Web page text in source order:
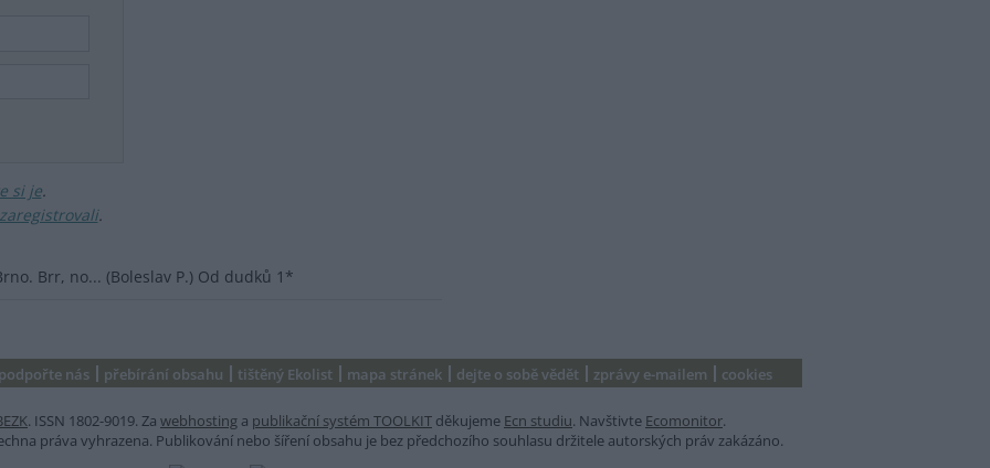
si je.
zaregistrovali.
Brr, no... (Boleslav P.) Od dudků 1*
podpořte nás přebírání obsahu tištěný Ekolist mapa stránek dejte o sobě vědět zprávy e-mailem cookies
. ISSN 1802-9019. Za webhosting a publikační systém TOOLKIT děkujeme Ecn studiu. Navštivte Ecomonitor.
práva vyhrazena. Publikování nebo šíření obsahu je bez předchozího souhlasu držitele autorských práv zakázáno.